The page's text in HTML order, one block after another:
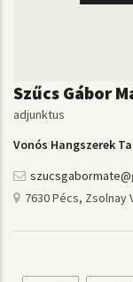
Szűcs Gábor
adjunktus
Vonós Hangszerek
7630 Pécs, Zsolnay